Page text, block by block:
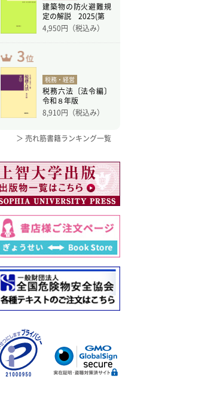
建築物の防火避難規
定の解説 2025(第
4,950円（税込み）
税務・経営
税務六法〔法令編〕
令和８年版
8,910円（税込み）
＞ 売れ筋書籍ランキング一覧